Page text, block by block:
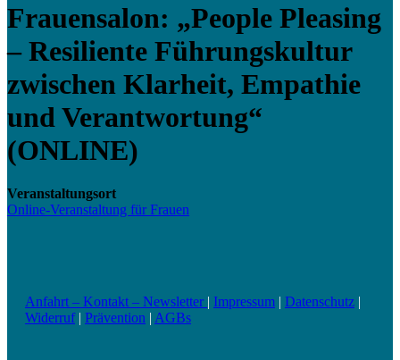
Frauensalon: „People Pleasing
– Resiliente Führungskultur
zwischen Klarheit, Empathie
und Verantwortung“
(ONLINE)
Veranstaltungsort
Online-Veranstaltung für Frauen
Anfahrt – Kontakt – Newsletter | Impressum | Datenschutz |
Widerruf| Prävention | AGBs